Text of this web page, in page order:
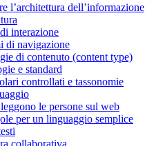
l’architettura dell’informazione
interazione
di navigazione
di contenuto (content type)
e standard
controllati e tassonomie
le persone sul web
per un linguaggio semplice
collaborativa